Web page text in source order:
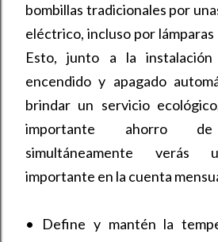
bombillas tradicionales por
eléctrico, incluso por lámparas
Esto, junto a la
encendido y apagado
brindar un servicio
importante ahorro
simultáneamente verás
importante en la cuenta
•
Define y mantén la